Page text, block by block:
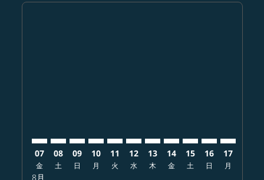
07
金
8月
08
土
09
日
10
月
11
火
12
水
13
木
14
金
15
土
16
日
17
月